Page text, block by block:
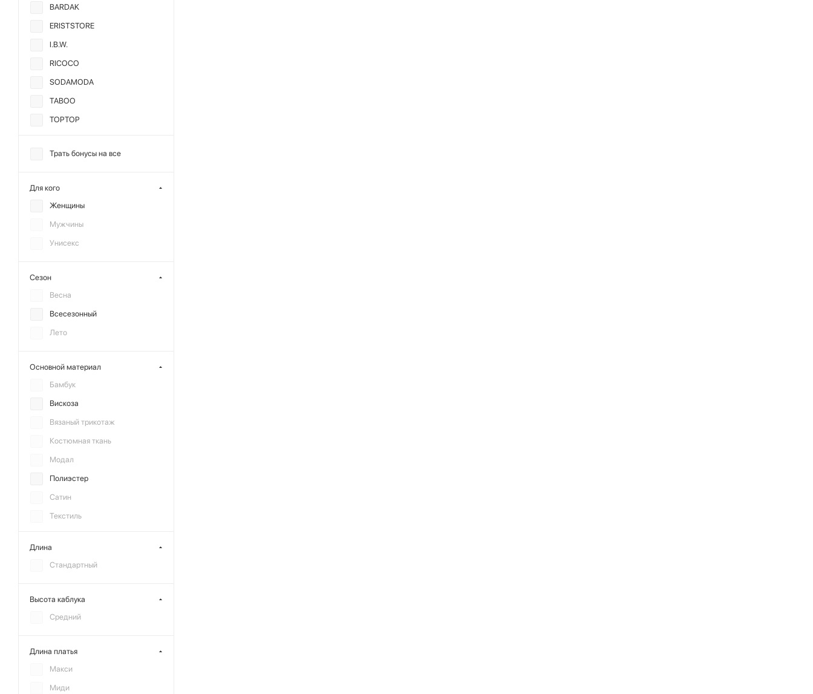
BARDAK
ERISTSTORE
I.B.W.
RICOCO
SODAMODA
TABOO
TOPTOP
CHARMSTORE
AKHMADULLINA
REFERT
SBALO
Трать бонусы на все
Для кого
Женщины
Мужчины
Унисекс
Сезон
Весна
Всесезонный
Лето
Основной материал
Бамбук
Вискоза
Вязаный трикотаж
Костюмная ткань
Модал
Полиэстер
Сатин
Текстиль
Длина
Стандартный
Высота каблука
Средний
Длина платья
Макси
Миди